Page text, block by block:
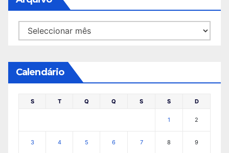
Arquivo
Calendário
S T Q Q S S D
1 2
3 4 5 6 7 8 9